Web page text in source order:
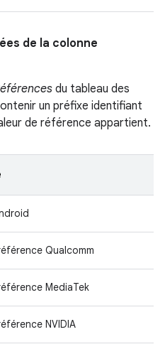
de la colonne
du tableau des
un préfixe identifiant
de référence appartient.
Qualcomm
MediaTek
NVIDIA